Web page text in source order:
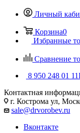
Личный
Корзина0
Избранные
Сравнение
8 950 248 01 11
Контактная
г. Кострома ул,
sale@drvorobev.ru
Вконтакте